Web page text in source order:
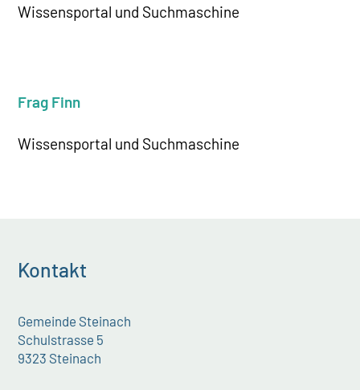
Wissensportal und Suchmaschine
Frag Finn
Wissensportal und Suchmaschine
Kontakt
Gemeinde Steinach
Schulstrasse 5
9323 Steinach